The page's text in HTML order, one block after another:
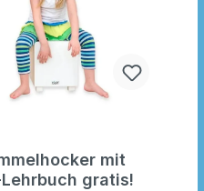
mit
gratis!